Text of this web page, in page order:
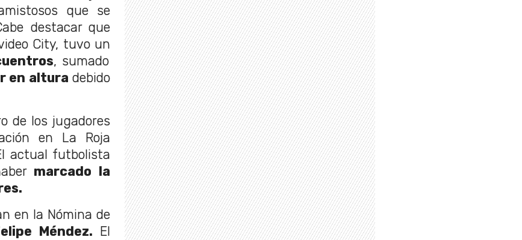
que se
destacar que
City, tuvo un
, sumado
en altura debido
de los jugadores
en La Roja
actual futbolista
marcado la
en la Nómina de
Méndez. El